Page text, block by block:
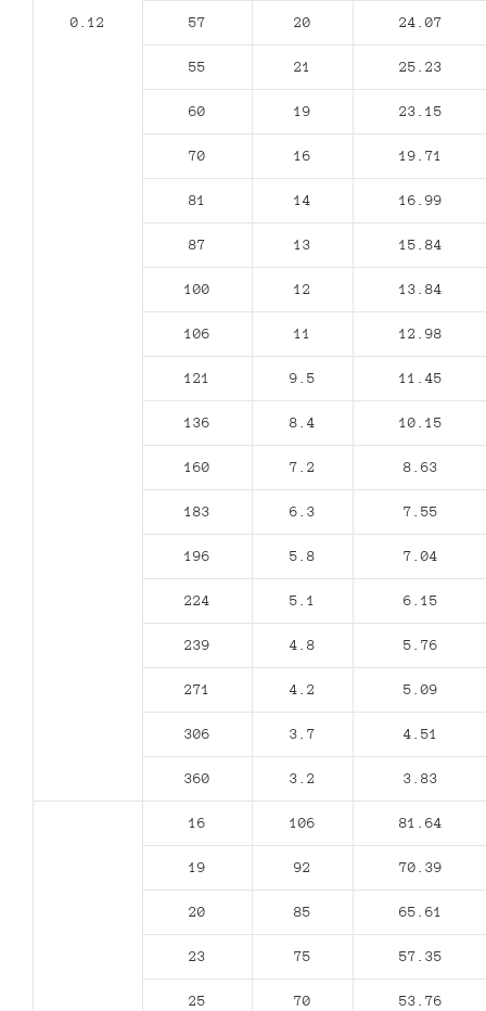
0.12 57 20 24.07
55 21 25.23
60 19 23.15
70 16 19.71
81 14 16.99
87 13 15.84
100 12 13.84
106 11 12.98
121 9.5 11.45
136 8.4 10.15
160 7.2 8.63
183 6.3 7.55
196 5.8 7.04
224 5.1 6.15
239 4.8 5.76
271 4.2 5.09
306 3.7 4.51
360 3.2 3.83
16 106 81.64
19 92 70.39
20 85 65.61
23 75 57.35
25 70 53.76